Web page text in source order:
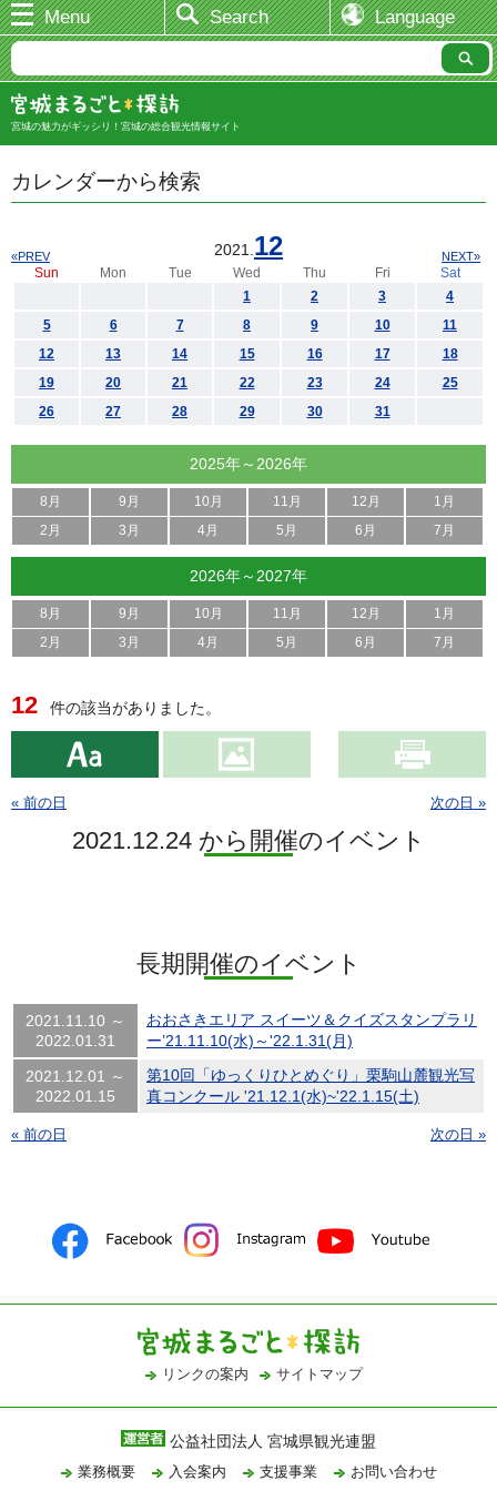
Menu Search Language
宮城の魅力がギッシリ！宮城の総合観光情報サイト
カレンダーから検索
2021. 12
«PREV NEXT»
Sun Mon Tue Wed Thu Fri
Sat
1
2 3
4
5
6 7 8 9 10
11
12
13 14 15 16 17
18
19
20 21 22 23 24
25
26
27 28 29 30 31
2025年～2026年
8月 9月 10月 11月 12月
1月
2月
3月 4月 5月 6月 7月
2026年～2027年
8月 9月 10月 11月 12月
1月
2月
3月 4月 5月 6月 7月
12 件の該当がありました。
« 前の日 次の日 »
2021.12.24 から開催のイベント
長期開催のイベント
2021.11.10 ～
2022.01.31
おおさきエリア スイーツ＆クイズスタンプラリ
ー’21.11.10(水)～'22.1.31(月)
2021.12.01 ～
2022.01.15
第10回「ゆっくりひとめぐり」栗駒山麓観光写
真コンクール '21.12.1(水)~'22.1.15(土)
« 前の日 次の日 »
リンクの案内 サイトマップ
公益社団法人 宮城県観光連盟
業務概要 入会案内 支援事業 お問い合わせ